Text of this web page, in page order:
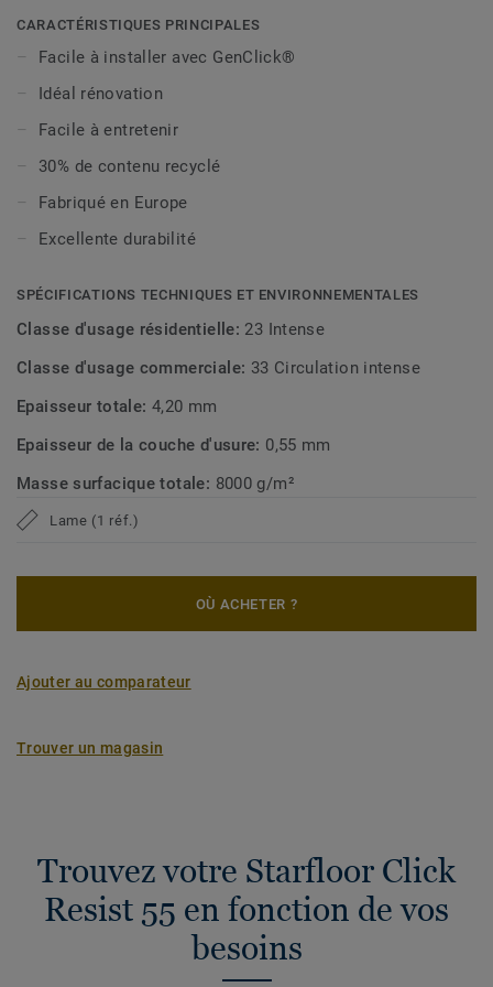
performant, le produit résiste aux tâches, aux rayures et à
toutes les petites agressions de la vie quotidienne. Par sa
pièces humides comme les cuisines et les salles de bain.
et dalles Starfloor Click Resist 55 s'installent facilement et
rapidement, même en rénovation par dessus un carrelage
phtalates et avec des matériaux de qualité pour préserver
votre bien-être et assurer une qualité d'air intérieur
CARACTÉRISTIQUES PRINCIPALES
Facile à installer avec GenClick®
Idéal rénovation
Facile à entretenir
30% de contenu recyclé
Fabriqué en Europe
Excellente durabilité
SPÉCIFICATIONS TECHNIQUES ET ENVIRONNEMENTALES
Classe d'usage résidentielle: 23 Intense
Classe d'usage commerciale: 33 Circulation intense
Epaisseur totale: 4,20 mm
Epaisseur de la couche d'usure: 0,55 mm
Masse surfacique totale: 8000 g/m²
Lame (1 réf.)
OÙ ACHETER ?
Ajouter au comparateur
Trouver un magasin
Trouvez votre Starfloor Click
Resist 55 en fonction de vos
besoins